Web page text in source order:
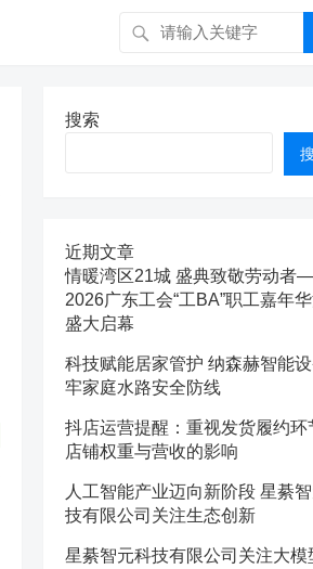
搜索
近期文章
情暖湾区21城 盛典致敬劳动
2026广东工会“工BA”职工嘉年
盛大启幕
科技赋能居家管护 纳森赫智能
牢家庭水路安全防线
抖店运营提醒：重视发货履约环
店铺权重与营收的影响
人工智能产业迈向新阶段 星綦
技有限公司关注生态创新
星綦智元科技有限公司关注大模